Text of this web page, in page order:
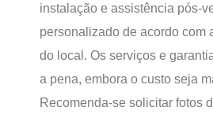
instalação e assistência pós-
personalizado de acordo com
do local. Os serviços e
a pena, embora o custo seja
Recomenda-se solicitar fotos